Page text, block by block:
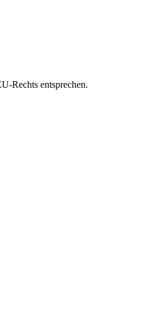
Rechts entsprechen.